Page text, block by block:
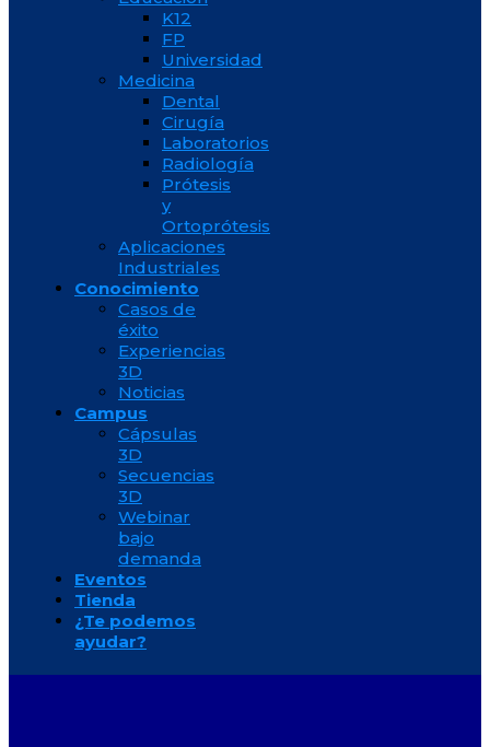
K12
FP
Universidad
Medicina
Dental
Cirugía
Laboratorios
Radiología
Prótesis
y
Ortoprótesis
Aplicaciones
Industriales
Conocimiento
Casos de
éxito
Experiencias
3D
Noticias
Campus
Cápsulas
3D
Secuencias
3D
Webinar
bajo
demanda
Eventos
Tienda
¿Te podemos
ayudar?